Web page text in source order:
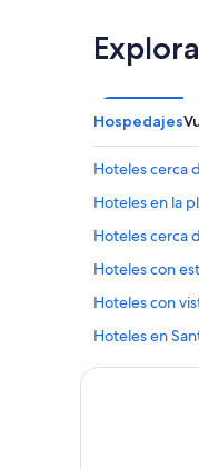
Hospedajes
Hoteles cerca
Hoteles en la
Hoteles cerca
Hoteles con
Hoteles con
Hoteles en
Hoteles cerca